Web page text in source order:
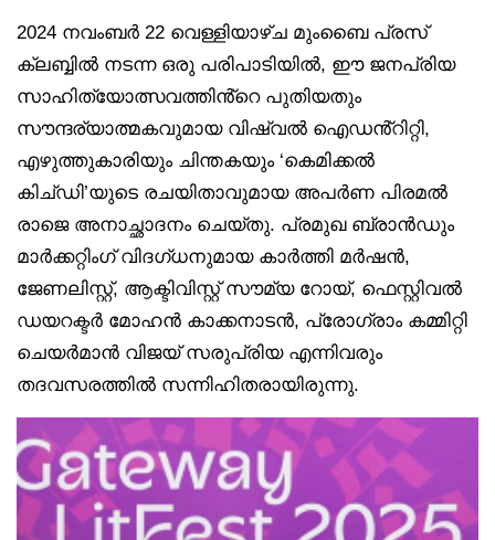
2024 നവംബർ 22 വെള്ളിയാഴ്ച മുംബൈ പ്രസ്
ക്ലബ്ബിൽ നടന്ന ഒരു പരിപാടിയിൽ, ഈ ജനപ്രിയ
സാഹിത്യോത്സവത്തിൻ്റെ പുതിയതും
സൗന്ദര്യാത്മകവുമായ വിഷ്വൽ ഐഡൻ്റിറ്റി,
എഴുത്തുകാരിയും ചിന്തകയും ‘കെമിക്കൽ
കിച്ഡി’യുടെ രചയിതാവുമായ അപർണ പിരമൽ
രാജെ അനാച്ഛാദനം ചെയ്തു. പ്രമുഖ ബ്രാൻഡും
മാർക്കറ്റിംഗ് വിദഗ്ധനുമായ കാർത്തി മർഷൻ,
ജേണലിസ്റ്റ്, ആക്ടിവിസ്റ്റ് സൗമ്യ റോയ്, ഫെസ്റ്റിവൽ
ഡയറക്ടർ മോഹൻ കാക്കനാടൻ, പ്രോഗ്രാം കമ്മിറ്റി
ചെയർമാൻ വിജയ് സരുപ്രിയ എന്നിവരും
തദവസരത്തിൽ സന്നിഹിതരായിരുന്നു.